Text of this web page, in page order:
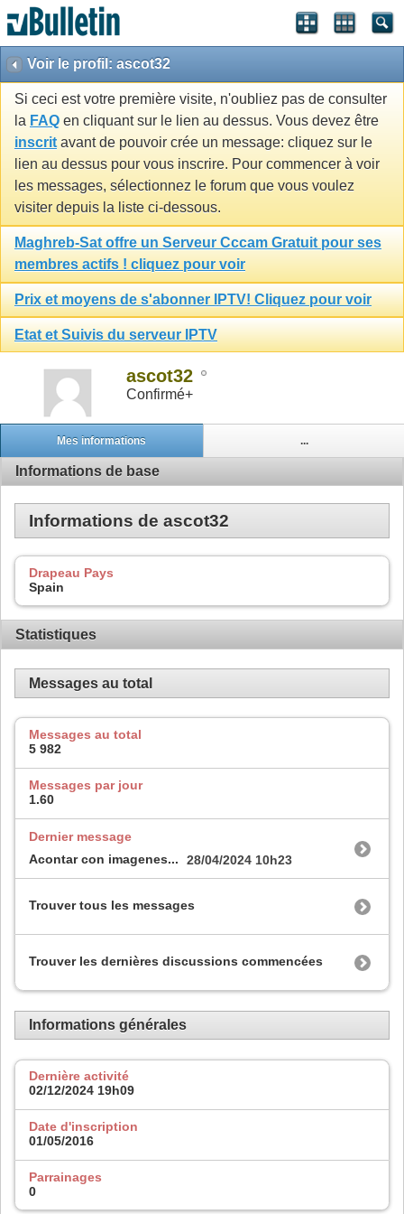
Voir le profil: ascot32
Si ceci est votre première visite, n'oubliez pas de consulter
la FAQ en cliquant sur le lien au dessus. Vous devez être
inscrit avant de pouvoir crée un message: cliquez sur le
lien au dessus pour vous inscrire. Pour commencer à voir
les messages, sélectionnez le forum que vous voulez
visiter depuis la liste ci-dessous.
Maghreb-Sat offre un Serveur Cccam Gratuit pour ses
membres actifs ! cliquez pour voir
Prix et moyens de s'abonner IPTV! Cliquez pour voir
Etat et Suivis du serveur IPTV
ascot32
Confirmé+
Mes informations ...
Informations de base
Informations de ascot32
Drapeau Pays
Spain
Statistiques
Messages au total
Messages au total
5 982
Messages par jour
1.60
Dernier message
Acontar con imagenes...
28/04/2024 10h23
Trouver tous les messages
Trouver les dernières discussions commencées
Informations générales
Dernière activité
02/12/2024 19h09
Date d'inscription
01/05/2016
Parrainages
0